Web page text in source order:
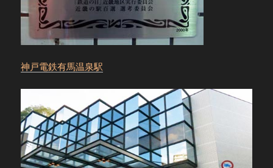
神戸電鉄有馬温泉駅